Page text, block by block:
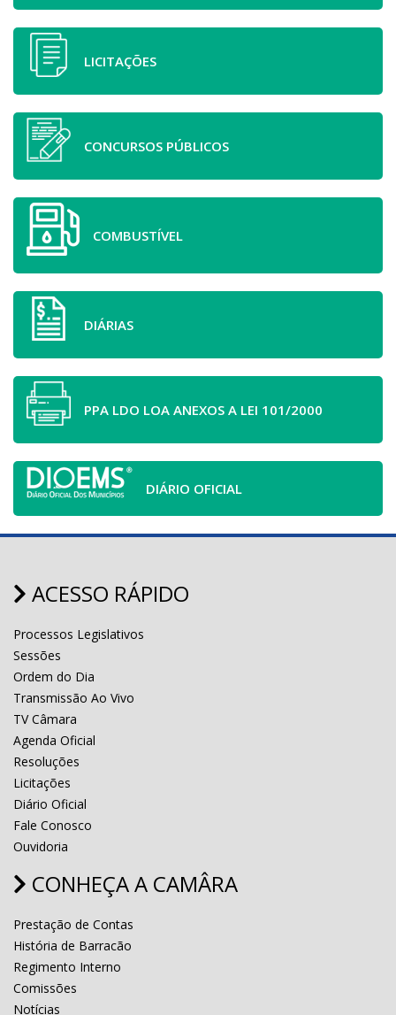
LICITAÇÕES
CONCURSOS PÚBLICOS
COMBUSTÍVEL
DIÁRIAS
PPA LDO LOA ANEXOS A LEI 101/2000
DIÁRIO OFICIAL
ACESSO RÁPIDO
Processos Legislativos
Sessões
Ordem do Dia
Transmissão Ao Vivo
TV Câmara
Agenda Oficial
Resoluções
Licitações
Diário Oficial
Fale Conosco
Ouvidoria
CONHEÇA A CAMÂRA
Prestação de Contas
História de Barracão
Regimento Interno
Comissões
Notícias